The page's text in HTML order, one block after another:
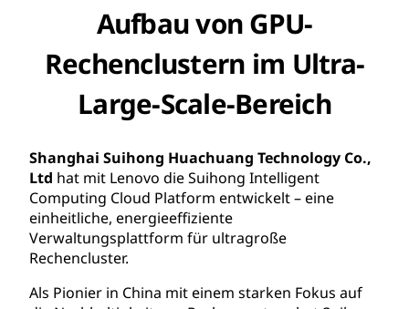
Aufbau von GPU-
Rechenclustern im Ultra-
Large-Scale-Bereich
Shanghai Suihong Huachuang Technology Co.,
Ltd hat mit Lenovo die Suihong Intelligent
Computing Cloud Platform entwickelt – eine
einheitliche, energieeffiziente
Verwaltungsplattform für ultragroße
Rechencluster.
Als Pionier in China mit einem starken Fokus auf